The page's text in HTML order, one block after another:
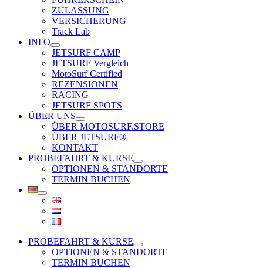
ZULASSUNG
VERSICHERUNG
Track Lab
INFO
JETSURF CAMP
JETSURF Vergleich
MotoSurf Certified
REZENSIONEN
RACING
JETSURF SPOTS
ÜBER UNS
ÜBER MOTOSURF.STORE
ÜBER JETSURF®
KONTAKT
PROBEFAHRT & KURSE
OPTIONEN & STANDORTE
TERMIN BUCHEN
PROBEFAHRT & KURSE
OPTIONEN & STANDORTE
TERMIN BUCHEN